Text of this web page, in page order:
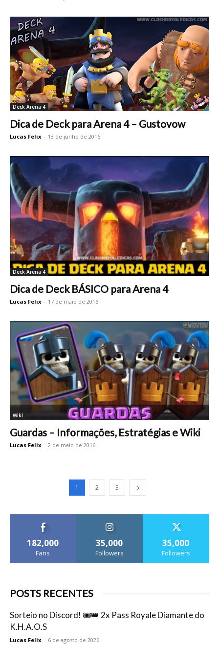
Deck Arena 4
Dica de Deck para Arena 4 – Gustovow
Lucas Felix - 13 de junho de 2016
Deck Arena 4
Dica de Deck BÁSICO para Arena 4
Lucas Felix - 17 de maio de 2016
Wiki
Guardas – Informações, Estratégias e Wiki
Lucas Felix - 2 de maio de 2016
1 2 3
182,000
Fans
35,000
Followers
35,000
Followers
POSTS RECENTES
Sorteio no Discord! 🎟️👑 2x Pass Royale Diamante do
K.H.A.O.S
Lucas Felix - 6 de agosto de 2026